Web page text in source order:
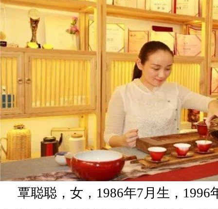
覃聪聪，女，1986年7月生，1996